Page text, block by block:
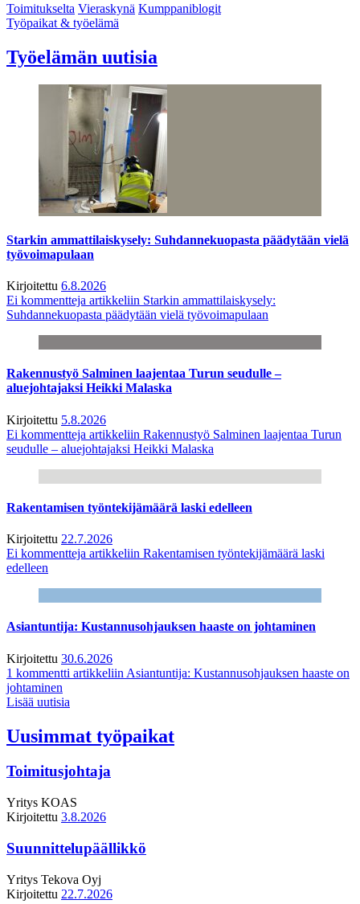
Toimitukselta Vieraskynä Kumppaniblogit
Työpaikat & työelämä
Työelämän uutisia
Starkin ammattilaiskysely: Suhdannekuopasta päädytään vielä
työvoimapulaan
Kirjoitettu 6.8.2026
Ei kommentteja artikkeliin Starkin ammattilaiskysely:
Suhdannekuopasta päädytään vielä työvoimapulaan
Rakennustyö Salminen laajentaa Turun seudulle –
aluejohtajaksi Heikki Malaska
Kirjoitettu 5.8.2026
Ei kommentteja artikkeliin Rakennustyö Salminen laajentaa Turun
seudulle – aluejohtajaksi Heikki Malaska
Rakentamisen työntekijämäärä laski edelleen
Kirjoitettu 22.7.2026
Ei kommentteja artikkeliin Rakentamisen työntekijämäärä laski
edelleen
Asiantuntija: Kustannusohjauksen haaste on johtaminen
Kirjoitettu 30.6.2026
1 kommentti artikkeliin Asiantuntija: Kustannusohjauksen haaste on
johtaminen
Lisää uutisia
Uusimmat työpaikat
Toimitusjohtaja
Yritys KOAS
Kirjoitettu 3.8.2026
Suunnittelupäällikkö
Yritys Tekova Oyj
Kirjoitettu 22.7.2026